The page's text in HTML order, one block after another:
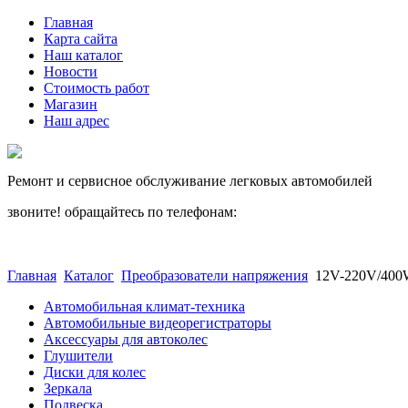
Главная
Карта сайта
Наш каталог
Новости
Стоимость работ
Магазин
Наш адрес
Ремонт и сервисное обслуживание легковых автомобилей
звоните! обращайтесь по телефонам:
Главная Каталог Преобразователи напряжения 12V-220V/
Автомобильная климат-техника
Автомобильные видеорегистраторы
Аксессуары для автоколес
Глушители
Диски для колес
Зеркала
Подвеска